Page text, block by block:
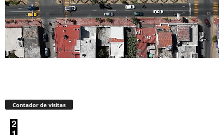
Contador de visitas